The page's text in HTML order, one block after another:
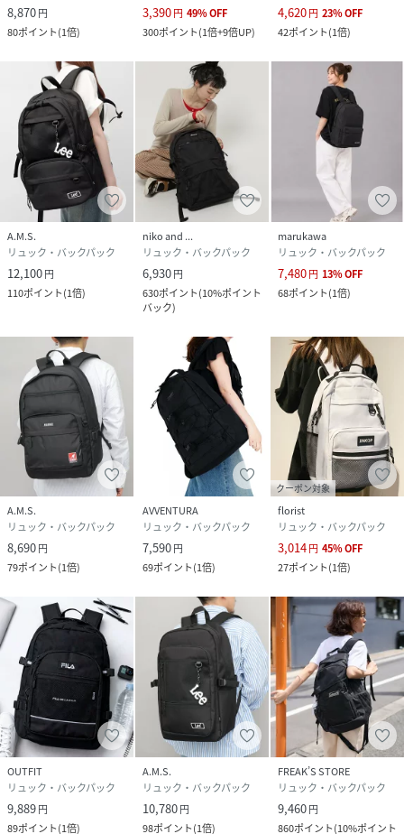
8,870円
80ポイント(1倍)
3,390円 49%OFF
300ポイント(1倍+9倍UP)
4,620円 23%OFF
42ポイント(1倍)
A.M.S.
リュック・バックパック
12,100円
110ポイント(1倍)
niko and ...
リュック・バックパック
6,930円
630ポイント(10%ポイント
バック)
marukawa
リュック・バックパック
7,480円 13%OFF
68ポイント(1倍)
A.M.S.
リュック・バックパック
8,690円
79ポイント(1倍)
AVVENTURA
リュック・バックパック
7,590円
69ポイント(1倍)
クーポン対象
florist
リュック・バックパック
3,014円 45%OFF
27ポイント(1倍)
OUTFIT
リュック・バックパック
9,889円
89ポイント(1倍)
A.M.S.
リュック・バックパック
10,780円
98ポイント(1倍)
FREAK’S STORE
リュック・バックパック
9,460円
860ポイント(10%ポイント